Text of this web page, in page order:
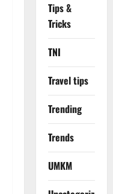
Tips &
Tricks
TNI
Travel tips
Trending
Trends
UMKM